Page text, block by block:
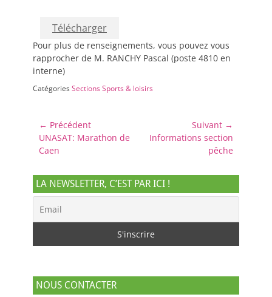
Télécharger
Pour plus de renseignements, vous pouvez vous
rapprocher de M. RANCHY Pascal (poste 4810 en
interne)
CatégoriesSections Sports & loisirs
Navigation
de
l’article
← Précédent
Article
précédent :
UNASAT: Marathon de
Caen
Suivant →
Article
Informations section
pêche
LA NEWSLETTER, C’EST PAR ICI !
NOUS CONTACTER